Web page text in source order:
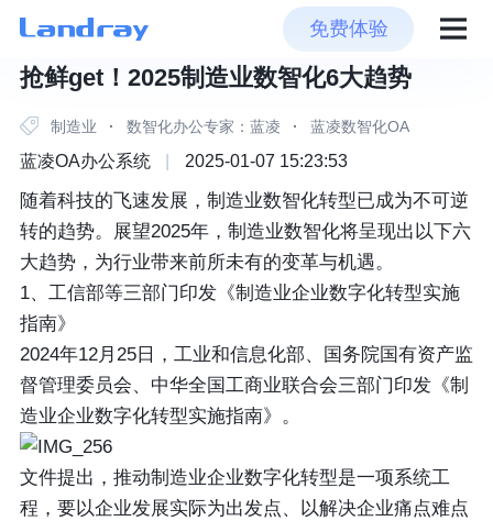
免费体验
抢鲜get！2025制造业数智化6大趋势
制造业 · 数智化办公专家：蓝凌 · 蓝凌数智化OA
蓝凌OA办公系统 2025-01-07 15:23:53
随着科技的飞速发展，制造业数智化转型已成为不可逆
转的趋势。展望2025年，制造业数智化将呈现出以下六
大趋势，为行业带来前所未有的变革与机遇。
1、工信部等三部门印发《制造业企业数字化转型实施
指南》
2024年12月25日，工业和信息化部、国务院国有资产监
督管理委员会、中华全国工商业联合会三部门印发《制
造业企业数字化转型实施指南》。
文件提出，推动制造业企业数字化转型是一项系统工
程，要以企业发展实际为出发点、以解决企业痛点难点